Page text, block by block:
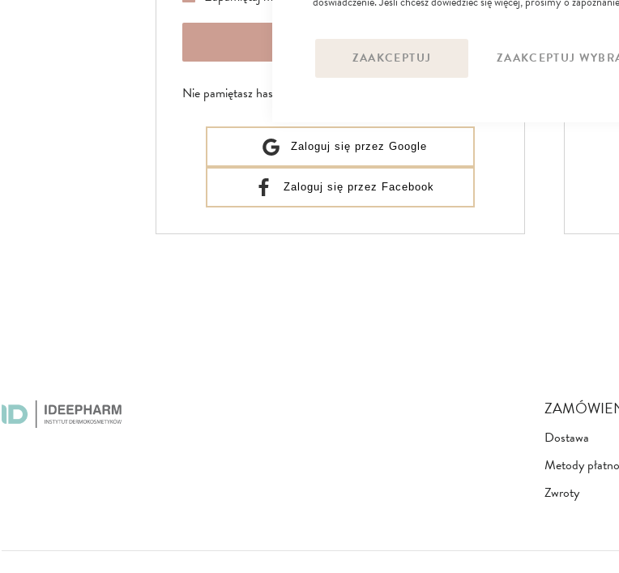
ZAAKCEPTUJ ZAAKCEPTUJ
ZALOGUJ SIĘ
Nie pamiętasz hasła?
Zaloguj się przez Google
Zaloguj się przez Facebook
Dostawa
Metody
Zwroty